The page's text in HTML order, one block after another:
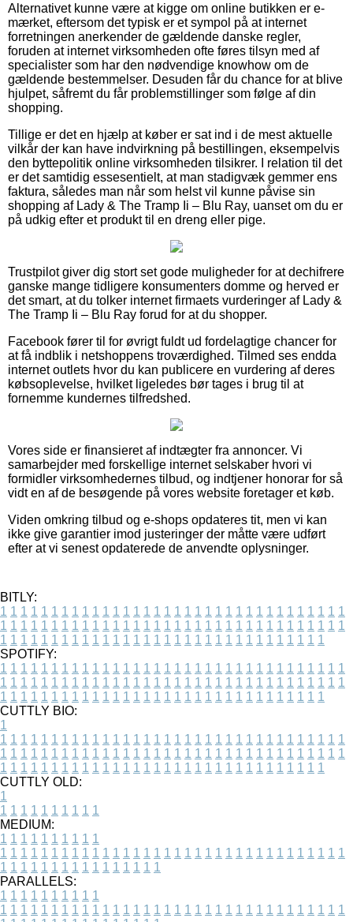
Alternativet kunne være at kigge om online butikken er e-
mærket, eftersom det typisk er et sympol på at internet
forretningen anerkender de gældende danske regler,
foruden at internet virksomheden ofte føres tilsyn med af
specialister som har den nødvendige knowhow om de
gældende bestemmelser. Desuden får du chance for at blive
hjulpet, såfremt du får problemstillinger som følge af din
shopping.
Tillige er det en hjælp at køber er sat ind i de mest aktuelle
vilkår der kan have indvirkning på bestillingen, eksempelvis
den byttepolitik online virksomheden tilsikrer. I relation til det
er det samtidig essesentielt, at man stadigvæk gemmer ens
faktura, således man når som helst vil kunne påvise sin
shopping af Lady & The Tramp Ii – Blu Ray, uanset om du er
på udkig efter et produkt til en dreng eller pige.
Trustpilot giver dig stort set gode muligheder for at dechifrere
ganske mange tidligere konsumenters domme og herved er
det smart, at du tolker internet firmaets vurderinger af Lady &
The Tramp Ii – Blu Ray forud for at du shopper.
Facebook fører til for øvrigt fuldt ud fordelagtige chancer for
at få indblik i netshoppens troværdighed. Tilmed ses endda
internet outlets hvor du kan publicere en vurdering af deres
købsoplevelse, hvilket ligeledes bør tages i brug til at
fornemme kundernes tilfredshed.
Vores side er finansieret af indtægter fra annoncer. Vi
samarbejder med forskellige internet selskaber hvori vi
formidler virksomhedernes tilbud, og indtjener honorar for så
vidt en af de besøgende på vores website foretager et køb.
Viden omkring tilbud og e-shops opdateres tit, men vi kan
ikke give garantier imod justeringer der måtte være udført
efter at vi senest opdaterede de anvendte oplysninger.
BITLY:
1 1 1 1 1 1 1 1 1 1 1 1 1 1 1 1 1 1 1 1 1 1 1 1 1 1 1 1 1 1 1 1 1 1
1 1 1 1 1 1 1 1 1 1 1 1 1 1 1 1 1 1 1 1 1 1 1 1 1 1 1 1 1 1 1 1 1 1
1 1 1 1 1 1 1 1 1 1 1 1 1 1 1 1 1 1 1 1 1 1 1 1 1 1 1 1 1 1 1 1
SPOTIFY:
1 1 1 1 1 1 1 1 1 1 1 1 1 1 1 1 1 1 1 1 1 1 1 1 1 1 1 1 1 1 1 1 1 1
1 1 1 1 1 1 1 1 1 1 1 1 1 1 1 1 1 1 1 1 1 1 1 1 1 1 1 1 1 1 1 1 1 1
1 1 1 1 1 1 1 1 1 1 1 1 1 1 1 1 1 1 1 1 1 1 1 1 1 1 1 1 1 1 1 1
CUTTLY BIO:
1
1 1 1 1 1 1 1 1 1 1 1 1 1 1 1 1 1 1 1 1 1 1 1 1 1 1 1 1 1 1 1 1 1 1
1 1 1 1 1 1 1 1 1 1 1 1 1 1 1 1 1 1 1 1 1 1 1 1 1 1 1 1 1 1 1 1 1 1
1 1 1 1 1 1 1 1 1 1 1 1 1 1 1 1 1 1 1 1 1 1 1 1 1 1 1 1 1 1 1 1
CUTTLY OLD:
1
1 1 1 1 1 1 1 1 1 1
MEDIUM:
1 1 1 1 1 1 1 1 1 1
1 1 1 1 1 1 1 1 1 1 1 1 1 1 1 1 1 1 1 1 1 1 1 1 1 1 1 1 1 1 1 1 1 1
1 1 1 1 1 1 1 1 1 1 1 1 1 1 1 1
PARALLELS:
1 1 1 1 1 1 1 1 1 1
1 1 1 1 1 1 1 1 1 1 1 1 1 1 1 1 1 1 1 1 1 1 1 1 1 1 1 1 1 1 1 1 1 1